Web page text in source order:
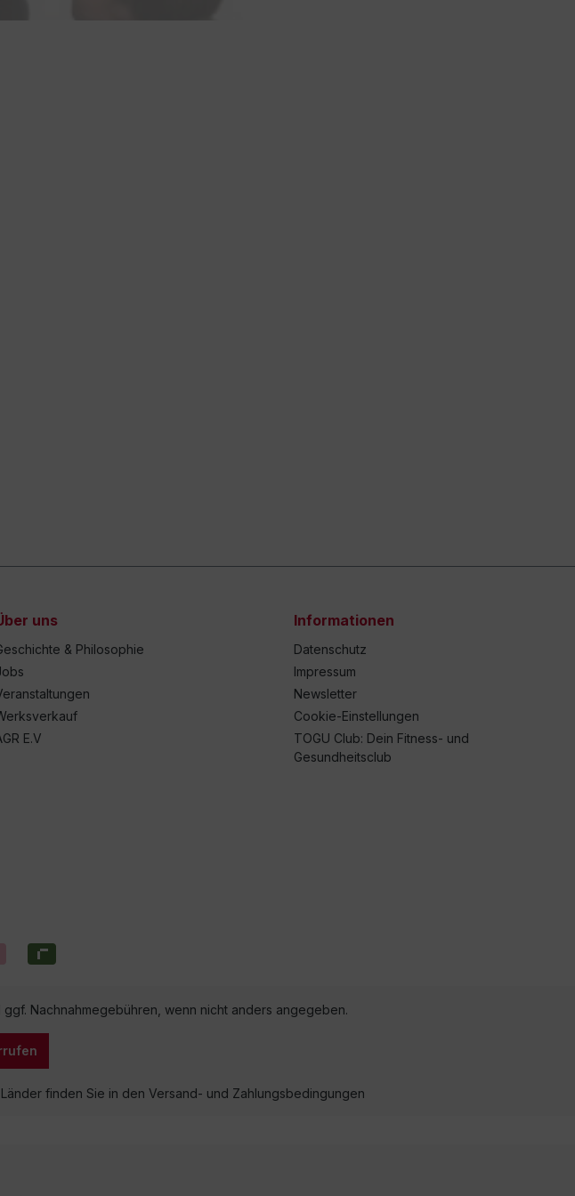
uns
& Philosophie
E.V
Informationen
Datenschutz
Impressum
Newsletter
Cookie-Einstellungen
TOGU Club: Dein Fitness- und
Gesundheitsclub
ggf. Nachnahmegebühren, wenn nicht anders angegeben.
finden Sie in den Versand- und Zahlungsbedingungen